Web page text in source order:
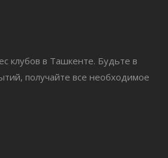
клубов в Ташкенте. Будьте в
получайте все необходимое